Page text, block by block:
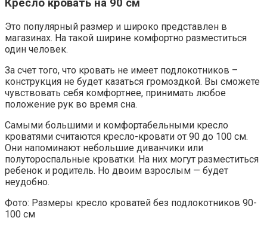
Кресло кровать на 90 см
Это популярный размер и широко представлен в
магазинах. На такой ширине комфортно разместиться
один человек.
За счет того, что кровать не имеет подлокотников –
конструкция не будет казаться громоздкой. Вы сможете
чувствовать себя комфортнее, принимать любое
положение рук во время сна.
Самыми большими и комфортабельными кресло
кроватями считаются кресло-кровати от 90 до 100 см.
Они напоминают небольшие диванчики или
полутороспальные кроватки. На них могут разместиться
ребенок и родитель. Но двоим взрослым — будет
неудобно.
Фото: Размеры кресло кроватей без подлокотников 90-
100 см